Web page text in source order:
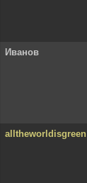
Иванов
alltheworldisgreen